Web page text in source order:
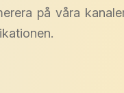
på våra